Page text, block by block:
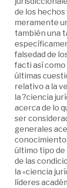
de los
meramente
también una
falsedad de
facti así como
últimas
relativo a la
la ?ciencia
acerca de lo
ser
generales
conocimiento
último tipo
de las
la «ciencia
líderes